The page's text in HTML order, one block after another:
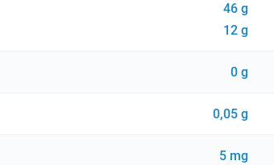
46 g
12 g
0 g
0,05 g
5 mg